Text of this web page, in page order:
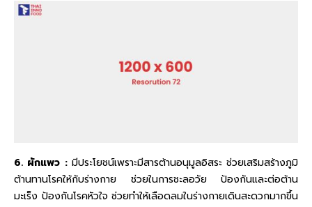
6. ผักแพว :มีประโยชน์เพราะมีสารต้านอนุมูลอิสระ ช่วยเสริมสร้างภูมิ
ต้านทานโรคให้กับร่างกาย ช่วยในการชะลอวัย ป้องกันและต่อต้าน
มะเร็ง ป้องกันโรคหัวใจ ช่วยทำให้เลือดลมในร่างกายเดินสะดวกมากขึ้น